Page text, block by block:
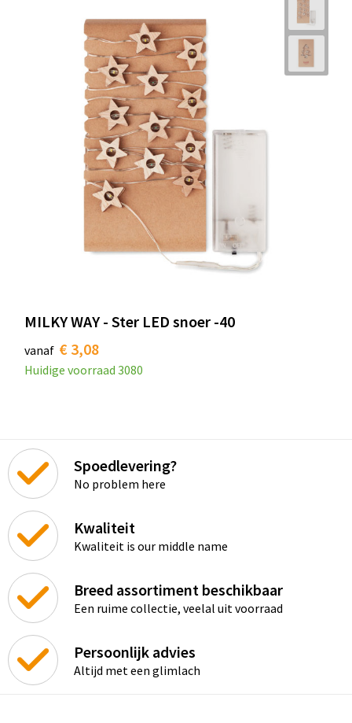
MILKY WAY - Ster LED snoer -40
vanaf € 3,08
Huidige voorraad 3080
Spoedlevering?
No problem here
Kwaliteit
Kwaliteit is our middle name
Breed assortiment beschikbaar
Een ruime collectie, veelal uit voorraad
Persoonlijk advies
Altijd met een glimlach